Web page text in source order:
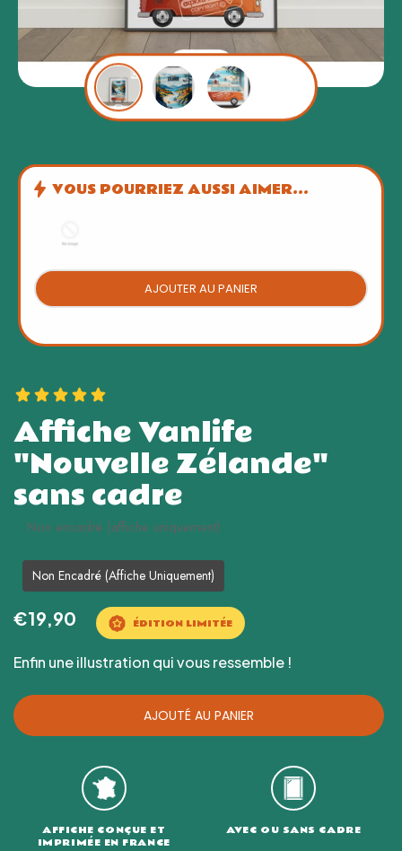
VOUS POURRIEZ AUSSI AIMER...
AJOUTER AU PANIER
Affiche Vanlife
"Nouvelle Zélande"
sans cadre
Non encadré (affiche uniquement)
Non Encadré (affiche Uniquement)
€19,90 ÉDITION LIMITÉE
Enfin une illustration qui vous ressemble !
AJOUTÉ AU PANIER
AFFICHE CONÇUE ET
IMPRIMÉE EN FRANCE
AVEC OU SANS CADRE